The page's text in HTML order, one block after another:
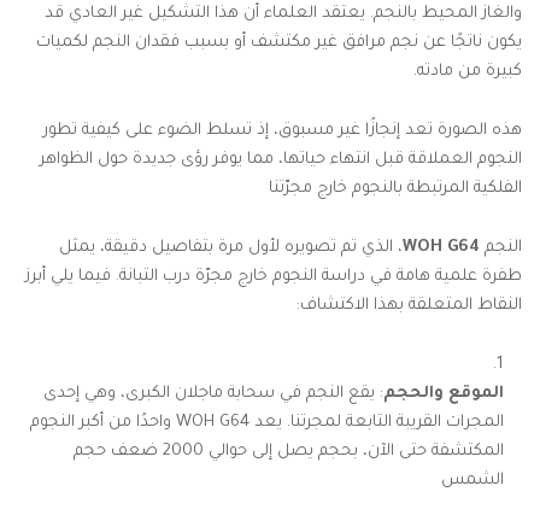
والغاز المحيط بالنجم. يعتقد العلماء أن هذا التشكيل غير العادي قد
يكون ناتجًا عن نجم مرافق غير مكتشف أو بسبب فقدان النجم لكميات
كبيرة من مادته.
هذه الصورة تعد إنجازًا غير مسبوق، إذ تسلط الضوء على كيفية تطور
النجوم العملاقة قبل انتهاء حياتها، مما يوفر رؤى جديدة حول الظواهر
الفلكية المرتبطة بالنجوم خارج مجرّتنا
النجم WOH G64، الذي تم تصويره لأول مرة بتفاصيل دقيقة، يمثل
طفرة علمية هامة في دراسة النجوم خارج مجرّة درب التبانة. فيما يلي أبرز
النقاط المتعلقة بهذا الاكتشاف:
الموقع والحجم: يقع النجم في سحابة ماجلان الكبرى، وهي إحدى
المجرات القريبة التابعة لمجرتنا. يعد WOH G64 واحدًا من أكبر النجوم
المكتشفة حتى الآن، بحجم يصل إلى حوالي 2000 ضعف حجم
الشمس​